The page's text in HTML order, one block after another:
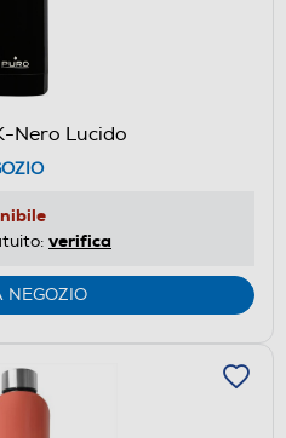
Nero Lucido
verifica
NEGOZIO